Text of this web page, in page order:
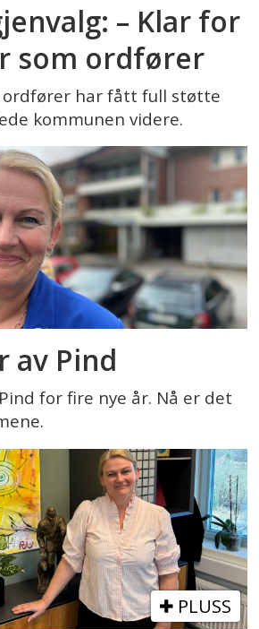
– Klar for
som ordfører
ordfører har fått full støtte
kommunen videre.
av Pind
for fire nye år. Nå er det
PLUSS